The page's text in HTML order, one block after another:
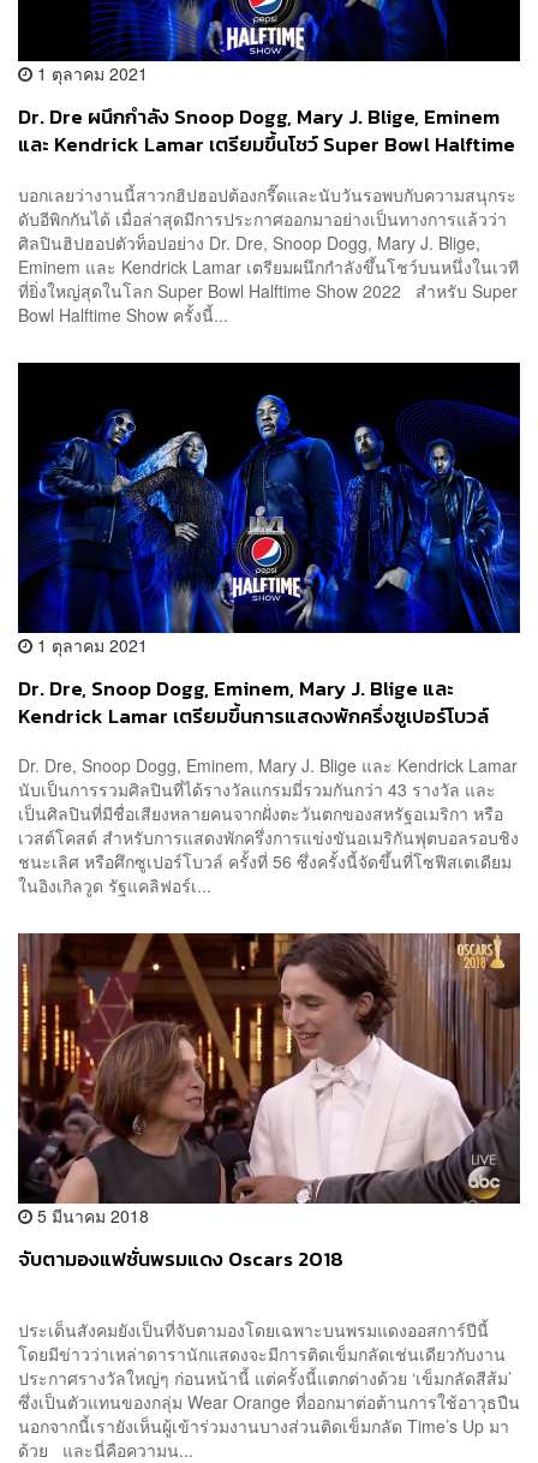
1 ตุลาคม 2021
Dr. Dre ผนึกกำลัง Snoop Dogg, Mary J. Blige, Eminem
และ Kendrick Lamar เตรียมขึ้นโชว์ Super Bowl Halftime
บอกเลยว่างานนี้สาวกฮิปฮอปต้องกรี๊ดและนับวันรอพบกับความสนุกระ
ดับอีพิกกันได้ เมื่อล่าสุดมีการประกาศออกมาอย่างเป็นทางการแล้วว่า
ศิลปินฮิปฮอปตัวท็อปอย่าง Dr. Dre, Snoop Dogg, Mary J. Blige,
Eminem และ Kendrick Lamar เตรียมผนึกกำลังขึ้นโชว์บนหนึ่งในเวที
ที่ยิ่งใหญ่สุดในโลก Super Bowl Halftime Show 2022 สำหรับ Super
Bowl Halftime Show ครั้งนี้...
1 ตุลาคม 2021
Dr. Dre, Snoop Dogg, Eminem, Mary J. Blige และ
Kendrick Lamar เตรียมขึ้นการแสดงพักครึ่งซูเปอร์โบวล์
Dr. Dre, Snoop Dogg, Eminem, Mary J. Blige และ Kendrick Lamar
นับเป็นการรวมศิลปินที่ได้รางวัลแกรมมี่รวมกันกว่า 43 รางวัล และ
เป็นศิลปินที่มีชื่อเสียงหลายคนจากฝั่งตะวันตกของสหรัฐอเมริกา หรือ
เวสต์โคสต์ สำหรับการแสดงพักครึ่งการแข่งขันอเมริกันฟุตบอลรอบชิง
ชนะเลิศ หรือศึกซูเปอร์โบวล์ ครั้งที่ 56 ซึ่งครั้งนี้จัดขึ้นที่โซฟีสเตเดียม
ในอิงเกิลวูด รัฐแคลิฟอร์เ...
5 มีนาคม 2018
จับตามองแฟชั่นพรมแดง Oscars 2018
ประเด็นสังคมยังเป็นที่จับตามองโดยเฉพาะบนพรมแดงออสการ์ปีนี้
โดยมีข่าวว่าเหล่าดารานักแสดงจะมีการติดเข็มกลัดเช่นเดียวกับงาน
ประกาศรางวัลใหญ่ๆ ก่อนหน้านี้ แต่ครั้งนี้แตกต่างด้วย ‘เข็มกลัดสีส้ม’
ซึ่งเป็นตัวแทนของกลุ่ม Wear Orange ที่ออกมาต่อต้านการใช้อาวุธปืน
นอกจากนี้เรายังเห็นผู้เข้าร่วมงานบางส่วนติดเข็มกลัด Time’s Up มา
ด้วย และนี่คือความน...